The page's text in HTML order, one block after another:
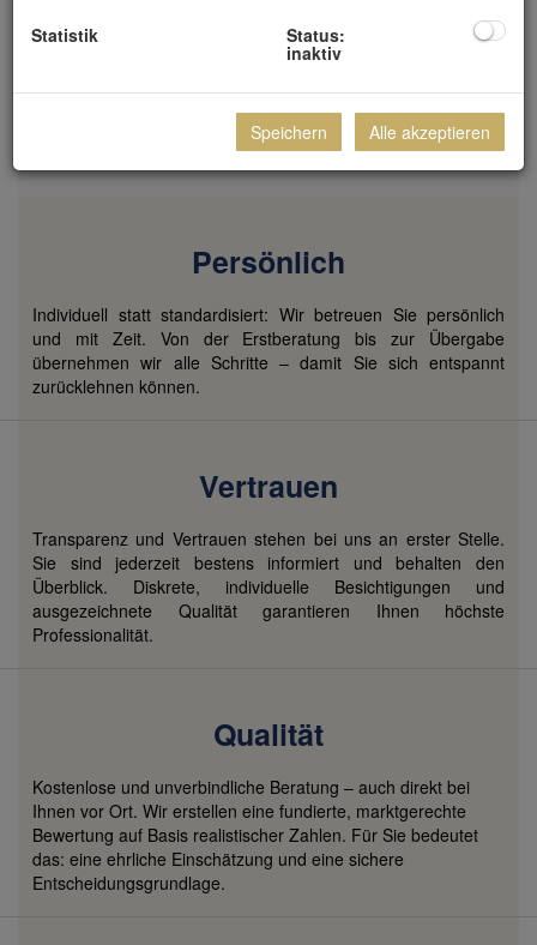
Zu unseren Immobilienangeboten
Persönlich
Individuell statt standardisiert: Wir betreuen Sie persönlich
und mit Zeit. Von der Erstberatung bis zur Übergabe
übernehmen wir alle Schritte – damit Sie sich entspannt
zurücklehnen können.
Vertrauen
Transparenz und Vertrauen stehen bei uns an erster Stelle.
Sie sind jederzeit bestens informiert und behalten den
Überblick. Diskrete, individuelle Besichtigungen und
ausgezeichnete Qualität garantieren Ihnen höchste
Professionalität.
Qualität
Kostenlose und unverbindliche Beratung – auch direkt bei
Ihnen vor Ort. Wir erstellen eine fundierte, marktgerechte
Bewertung auf Basis realistischer Zahlen. Für Sie bedeutet
das: eine ehrliche Einschätzung und eine sichere
Entscheidungsgrundlage.
Statistik Status:
inaktiv
Speichern Alle akzeptieren